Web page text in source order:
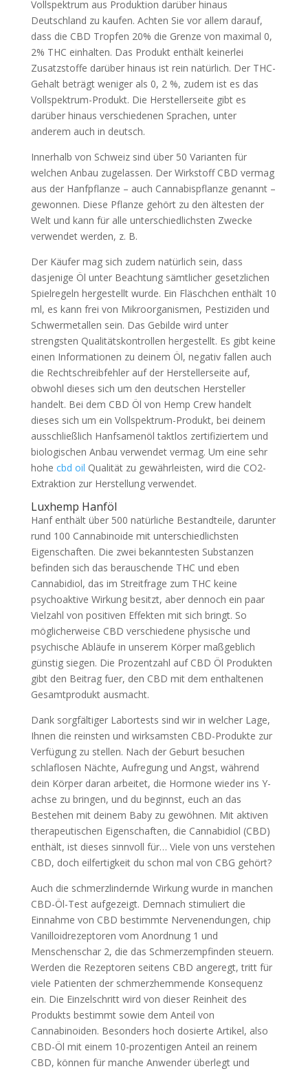
Vollspektrum aus Produktion darüber hinaus
Deutschland zu kaufen. Achten Sie vor allem darauf,
dass die CBD Tropfen 20% die Grenze von maximal 0,
2% THC einhalten. Das Produkt enthält keinerlei
Zusatzstoffe darüber hinaus ist rein natürlich. Der THC-
Gehalt beträgt weniger als 0, 2 %, zudem ist es das
Vollspektrum-Produkt. Die Herstellerseite gibt es
darüber hinaus verschiedenen Sprachen, unter
anderem auch in deutsch.
Innerhalb von Schweiz sind über 50 Varianten für
welchen Anbau zugelassen. Der Wirkstoff CBD vermag
aus der Hanfpflanze – auch Cannabispflanze genannt –
gewonnen. Diese Pflanze gehört zu den ältesten der
Welt und kann für alle unterschiedlichsten Zwecke
verwendet werden, z. B.
Der Käufer mag sich zudem natürlich sein, dass
dasjenige Öl unter Beachtung sämtlicher gesetzlichen
Spielregeln hergestellt wurde. Ein Fläschchen enthält 10
ml, es kann frei von Mikroorganismen, Pestiziden und
Schwermetallen sein. Das Gebilde wird unter
strengsten Qualitätskontrollen hergestellt. Es gibt keine
einen Informationen zu deinem Öl, negativ fallen auch
die Rechtschreibfehler auf der Herstellerseite auf,
obwohl dieses sich um den deutschen Hersteller
handelt. Bei dem CBD Öl von Hemp Crew handelt
dieses sich um ein Vollspektrum-Produkt, bei deinem
ausschließlich Hanfsamenöl taktlos zertifiziertem und
biologischen Anbau verwendet vermag. Um eine sehr
hohe cbd oil Qualität zu gewährleisten, wird die CO2-
Extraktion zur Herstellung verwendet.
Luxhemp Hanföl
Hanf enthält über 500 natürliche Bestandteile, darunter
rund 100 Cannabinoide mit unterschiedlichsten
Eigenschaften. Die zwei bekanntesten Substanzen
befinden sich das berauschende THC und eben
Cannabidiol, das im Streitfrage zum THC keine
psychoaktive Wirkung besitzt, aber dennoch ein paar
Vielzahl von positiven Effekten mit sich bringt. So
möglicherweise CBD verschiedene physische und
psychische Abläufe in unserem Körper maßgeblich
günstig siegen. Die Prozentzahl auf CBD Öl Produkten
gibt den Beitrag fuer, den CBD mit dem enthaltenen
Gesamtprodukt ausmacht.
Dank sorgfältiger Labortests sind wir in welcher Lage,
Ihnen die reinsten und wirksamsten CBD-Produkte zur
Verfügung zu stellen. Nach der Geburt besuchen
schlaflosen Nächte, Aufregung und Angst, während
dein Körper daran arbeitet, die Hormone wieder ins Y-
achse zu bringen, und du beginnst, euch an das
Bestehen mit deinem Baby zu gewöhnen. Mit aktiven
therapeutischen Eigenschaften, die Cannabidiol (CBD)
enthält, ist dieses sinnvoll für… Viele von uns verstehen
CBD, doch eilfertigkeit du schon mal von CBG gehört?
Auch die schmerzlindernde Wirkung wurde in manchen
CBD-Öl-Test aufgezeigt. Demnach stimuliert die
Einnahme von CBD bestimmte Nervenendungen, chip
Vanilloidrezeptoren vom Anordnung 1 und
Menschenschar 2, die das Schmerzempfinden steuern.
Werden die Rezeptoren seitens CBD angeregt, tritt für
viele Patienten der schmerzhemmende Konsequenz
ein. Die Einzelschritt wird von dieser Reinheit des
Produkts bestimmt sowie dem Anteil von
Cannabinoiden. Besonders hoch dosierte Artikel, also
CBD-Öl mit einem 10-prozentigen Anteil an reinem
CBD, können für manche Anwender überlegt und